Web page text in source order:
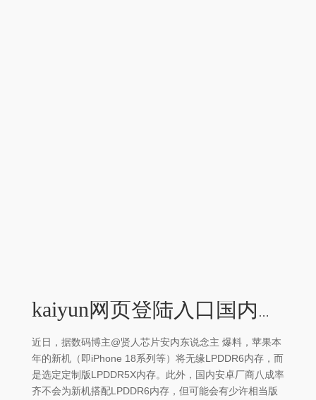
kaiyun网页登陆入口国内安卓厂商八成率齐不会为新机搭配LPDDR6内存-kaiyun网页登陆入口
近日，据数码博主@贤人芯片安内东说念主 爆料，苹果本
年的新机（即iPhone 18系列等）将无缘LPDDR6内存，而
是选定定制版LPDDR5X内存。此外，国内安卓厂商八成率
齐不会为新机搭配LPDDR6内存，但可能会有少许相当版